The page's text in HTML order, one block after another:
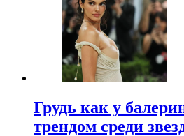
Грудь как у
трендом среди